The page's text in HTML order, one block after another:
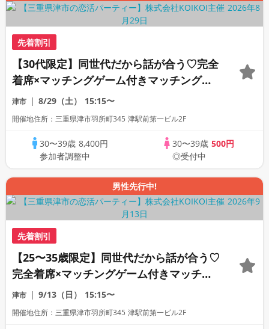
先着割引
【30代限定】同世代だから話が合う♡完全
着席×マッチングゲーム付きマッチングコ
ン
津市 8/29（土） 15:15〜
開催地住所：三重県津市羽所町345 津駅前第一ビル2F
30〜39歳 8,400円
参加者調整中
30〜39歳 500円
◎受付中
男性先行中!
先着割引
【25〜35歳限定】同世代だから話が合う♡
完全着席×マッチングゲーム付きマッチン
グコン
津市 9/13（日） 15:15〜
開催地住所：三重県津市羽所町345 津駅前第一ビル2F